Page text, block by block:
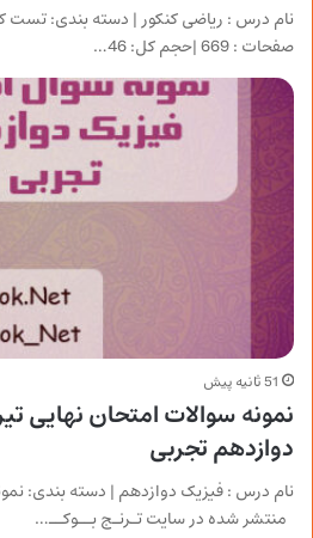
صفحات : 669 |حجم کل: 46…
51 ثانیه پیش
دوازدهم تجربی
منتشر شده در سایت تـرنـج بــوکــ…